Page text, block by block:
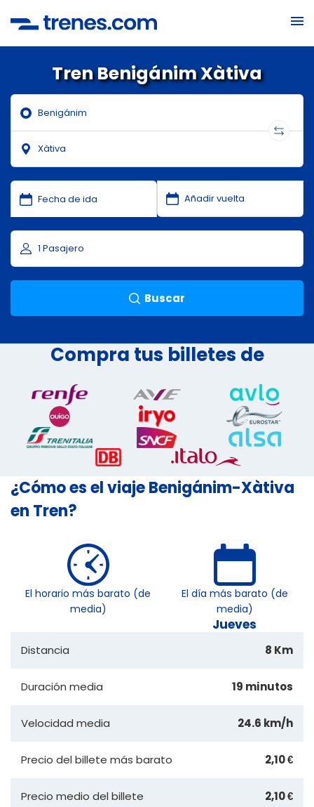
Tren Benigánim Xàtiva
Buscar
Compra tus billetes de
¿Cómo es el viaje Benigánim-Xàtiva
en Tren?
El horario más barato (de
media)
El día más barato (de
media)
Jueves
Distancia 8 Km
Duración media 19 minutos
Velocidad media 24.6 km/h
Precio del billete más barato 2,10 €
Precio medio del billete 2,10 €